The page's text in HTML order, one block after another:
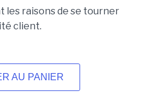
les raisons de se tourner
client.
AU PANIER